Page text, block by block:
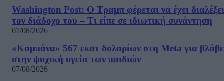
Washington Post: Ο Τραμπ φέρεται να έχει διαλέξει
τον διάδοχο του – Τι είπε σε ιδιωτική συνάντηση
07/08/2026
«Καμπάνα» 567 εκατ δολαρίων στη Meta για
στην ψυχική υγεία των παιδιών
07/08/2026